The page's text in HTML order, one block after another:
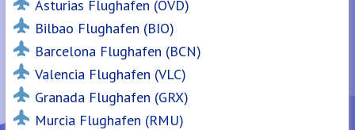
Asturias Flughafen (OVD)
Bilbao Flughafen (BIO)
Barcelona Flughafen (BCN)
Valencia Flughafen (VLC)
Granada Flughafen (GRX)
Murcia Flughafen (RMU)